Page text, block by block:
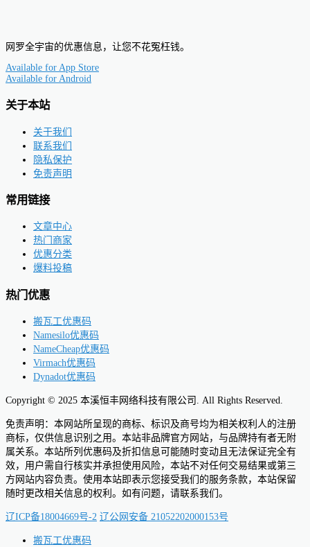
网罗全宇宙的优惠信息，让您不花冤枉钱。
Available for App Store
Available for Android
关于本站
关于我们
联系我们
隐私保护
免责声明
常用链接
文章中心
热门商家
优惠分类
爆料投稿
热门优惠
搬瓦工优惠码
Namesilo优惠码
NameCheap优惠码
Virmach优惠码
Dynadot优惠码
Copyright © 2025 本溪恒丰网络科技有限公司. All Rights Reserved.
免责声明：本网站所呈现的商标、标识及商号均为相关权利人的注册
商标，仅供信息识别之用。本站非品牌官方网站，与品牌持有者无附
属关系。本站所列优惠码及折扣信息可能随时变动且无法保证完全有
效，用户需自行核实并承担使用风险，本站不对任何交易结果或第三
方网站内容负责。使用本站即表示您接受我们的服务条款，本站保留
随时更改相关信息的权利。如有问题，请联系我们。
辽ICP备18004669号-2 辽公网安备 21052202000153号
搬瓦工优惠码